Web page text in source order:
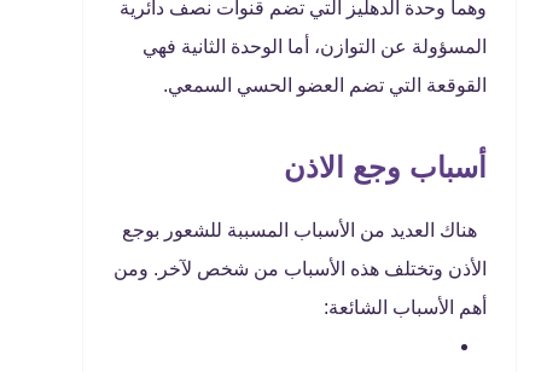
وهما وحدة الدهليز التي تضم قنوات نصف دائرية
المسؤولة عن التوازن، أما الوحدة الثانية فهي
القوقعة التي تضم العضو الحسي السمعي.
أسباب وجع الاذن
هناك العديد من الأسباب المسببة للشعور بوجع
الأذن وتختلف هذه الأسباب من شخص لآخر. ومن
أهم الأسباب الشائعة: